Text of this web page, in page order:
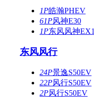
1P皓瀚PHEV
61P风神E30
1P东风风神EX1
东风风行
24P景逸S50EV
22P风行S50EV
2P风行S50EV